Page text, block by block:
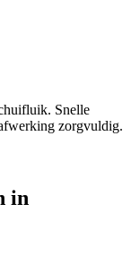
Snelle
zorgvuldig.
in